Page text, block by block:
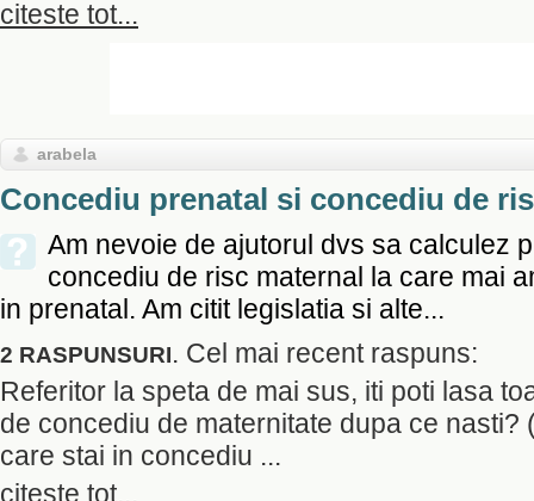
citeste tot...
arabela
Concediu prenatal si concediu de
Am nevoie de ajutorul dvs sa calculez
concediu de risc maternal la care mai
in prenatal. Am citit legislatia si alte...
2 RASPUNSURI. Cel mai recent raspuns:
Referitor la speta de mai sus, iti poti lasa
de concediu de maternitate dupa ce nasti?
care stai in concediu ...
citeste tot...